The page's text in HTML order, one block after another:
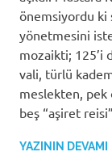
önemsiyordu ki
yönetmesini
mozaikti; 125’i
vali, türlü
meslekten, pek
beş “aşiret
YAZININ DEVAMI